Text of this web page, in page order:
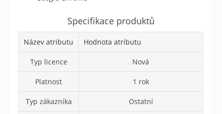
Specifikace produktů
Název atributu Hodnota atributu
Typ licence Nová
Platnost 1 rok
Typ zákazníka Ostatní